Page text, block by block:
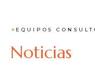
EQUIPOS
Noticias